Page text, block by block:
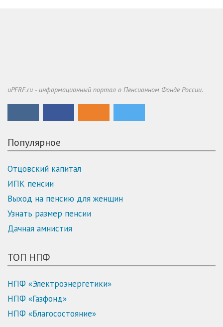
uPFRF.ru - информационный портал о Пенсионном Фонде России.
Популярное
Отцовский капитал
ИПК пенсии
Выход на пенсию для женщин
Узнать размер пенсии
Дачная амнистия
ТОП НПФ
НПФ «Электроэнергетики»
НПФ «Газфонд»
НПФ «Благосостояние»